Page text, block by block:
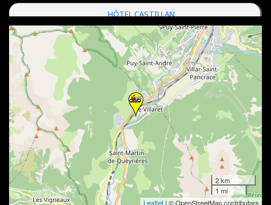
HÔTEL CASTILLAN
Hôtel***, restaurant, bar
LA GRAVE (05320)
Voir sur la carte
Fiche complète
THÉ LAIT SKI
Crêperie le thé lait ski
Albiez-Montrond (73300)
Voir sur la carte
Fiche complète
HÔTEL ALPAZUR
Hôtel***- Bar - Restaurant -
Crêperie
LANSLEBOURG-MONT-CENIS
2 km
1 mi
Leaflet | © OpenStreetMap contributors